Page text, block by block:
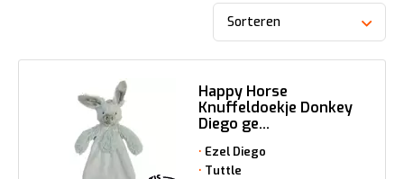
Sorteren
Happy Horse
Knuffeldoekje Donkey
Diego ge...
Ezel Diego
Tuttle